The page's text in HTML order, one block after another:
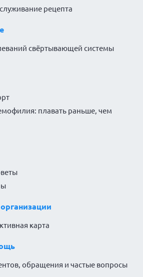
рецепта
свёртывающей системы
плавать раньше, чем
карта
обращения и частые вопросы